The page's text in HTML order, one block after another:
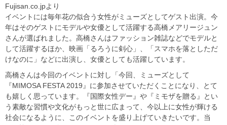
Fujisan.co.jpより
イベントには毎年花の似合う女性がミューズとしてゲスト出演。今
年はそのゲストにモデルや女優として活躍する高橋メアリージュン
さんが選ばれました。高橋さんはファッション雑誌などでモデルと
して活躍するほか、映画「るろうに剣心」、「スマホを落としただ
けなのに」などに出演し、女優としても活躍しています。
高橋さんは今回のイベントに対し「今回、ミューズとして
『MIMOSA FESTA 2019』に参加させていただくことになり、とて
も嬉しく思っています。『国際女性デー』や『ミモザを贈る』とい
う素敵な習慣や文化がもっと世に広まって、今以上に女性が輝ける
社会になるように、このイベントを盛り上げていきたいです。当